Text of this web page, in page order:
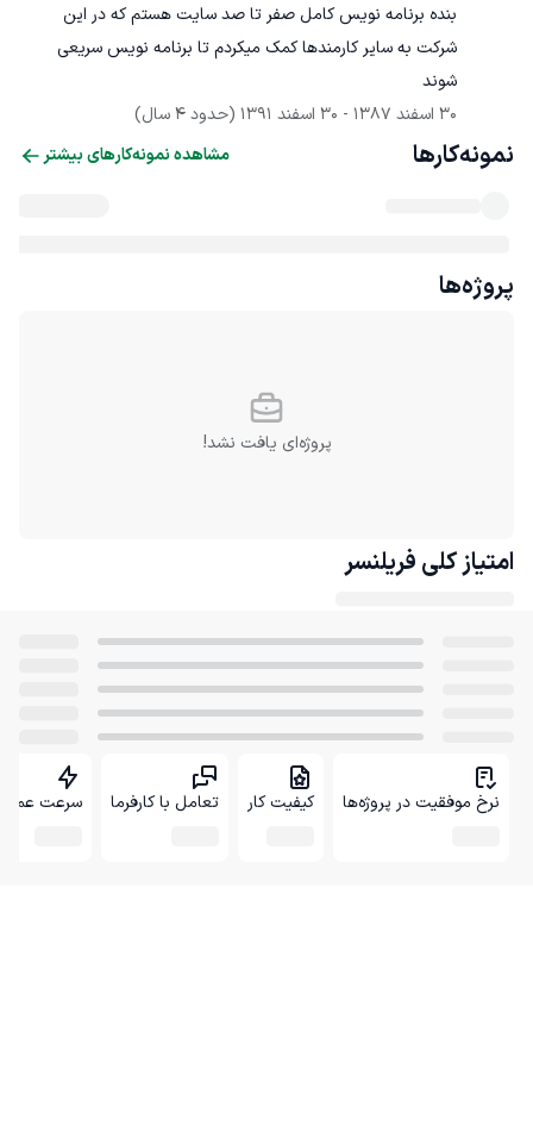
بنده برنامه نویس کامل صفر تا صد سایت هستم که در این
شرکت به سایر کارمندها کمک میکردم تا برنامه نویس سریعی
شوند
30 اسفند 1387
- 30 اسفند 1391 (حدود 4 سال)
نمونه‌کارها مشاهده نمونه‌کارهای بیشتر
پروژه‌ها
پروژه‌ای یافت نشد!
امتیاز کلی فریلنسر
نرخ موفقیت در پروژه‌ها کیفیت کار تعامل با کارفرما سرعت عمل